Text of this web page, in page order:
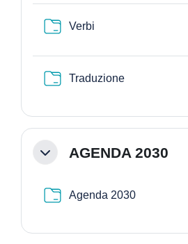
Verbi
TraduzioneVerzeichnis
EinklappenAGENDA 2030
Agenda 2030Verzeichnis